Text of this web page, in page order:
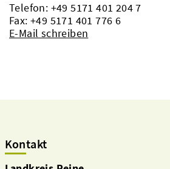
Telefon: +49 5171 401 204 7
Fax: +49 5171 401 776 6
E-Mail schreiben
Kontakt